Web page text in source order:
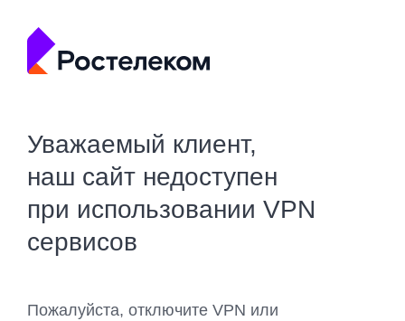
Уважаемый клиент,
наш сайт недоступен
при использовании VPN
сервисов
Пожалуйста, отключите VPN или